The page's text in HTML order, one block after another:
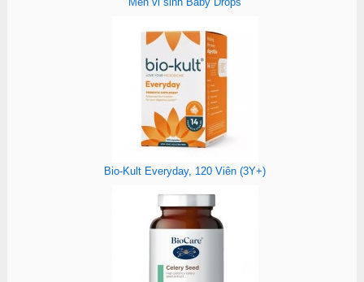
Bio-Kult Everyday, 120 Viên (3Y+)